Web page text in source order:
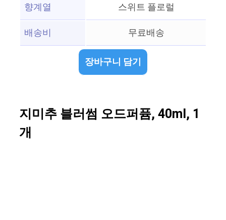
향계열
스위트 플로럴
배송비
무료배송
장바구니 담기
지미추 블러썸 오드퍼퓸, 40ml, 1
개